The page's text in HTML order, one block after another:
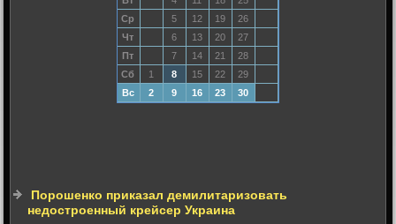
Ср
5 12 19
26
Чт
6 13 20
27
Пт
7 14 21
28
Сб
1 8 15 22
29
Вс
2 9 16 23 30
Порошенко приказал демилитаризовать
недостроенный крейсер Украина